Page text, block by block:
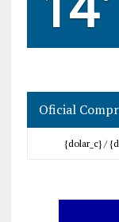
Oficial
{dolar_c} /